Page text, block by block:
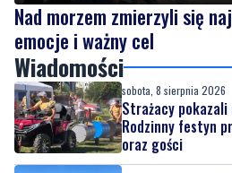
Nad morzem zmierzyli się
emocje i ważny cel
Wiadomości
sobota, 8 sierpnia 2026
Strażacy
Rodzinny festyn
oraz gości